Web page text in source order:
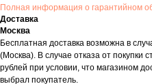
Полная информация о гарантийном
Доставка
Москва
Бесплатная доставка возможна в
(Москва). В случае отказа от покупки
рублей при условии, что магазином
выбрал покупатель.